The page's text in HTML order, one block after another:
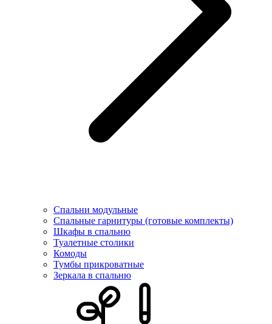
Спальни модульные
Спальные гарнитуры (готовые комплекты)
Шкафы в спальню
Туалетные столики
Комоды
Тумбы прикроватные
Зеркала в спальню